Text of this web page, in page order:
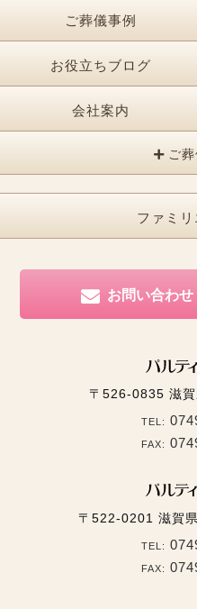
ご葬儀事例
お役立ちブログ
会社案内
ご
ファミ
お問い合わ
〒526-0835 滋
TEL:
FAX:
〒522-0201 滋賀
TEL:
FAX: